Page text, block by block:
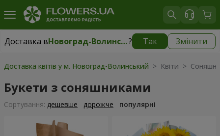
Доставка в Новоград-Волинський? Так Змінити
Доставка вНовоград-Волинський 150 грн
Доставка квітів у м. Новоград-Волинський > Квіти >
Букети з соняшниками
Сортування: дешевше дорожче популярні